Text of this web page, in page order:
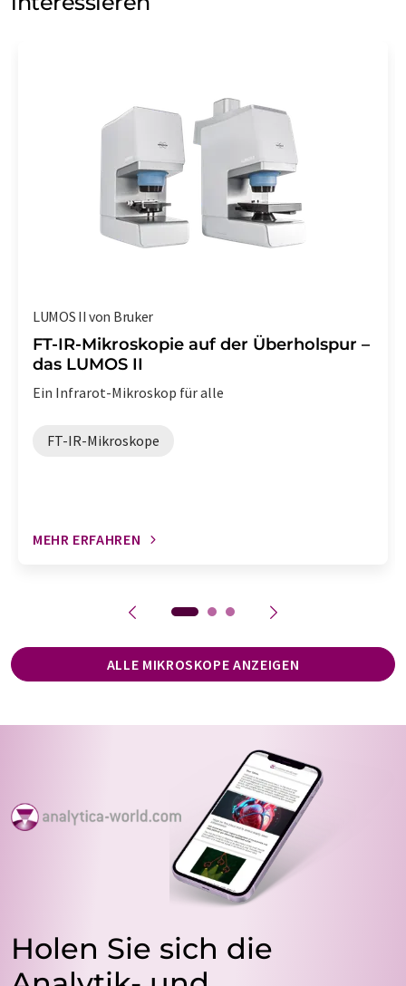
LUMOS II von Bruker
FT-IR-Mikroskopie auf der Überholspur –
das LUMOS II
Ein Infrarot-Mikroskop für alle
FT-IR-Mikroskope
MEHR ERFAHREN
ALLE MIKROSKOPE ANZEIGEN
Holen Sie sich die